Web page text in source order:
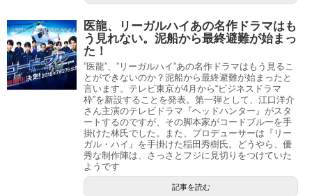
医龍、リーガルハイあの名作ドラマはも
う見れない。泥船から最終避難が始まっ
た！
”医龍”、”リーガルハイ”あの名作ドラマはもう見るこ
とができないのか？泥船から最終避難が始まったと
言います。テレビ東京が4月から“ビジネスドラマ
枠”を新設することを発表。第一弾として、江口洋介
さん主演のテレビドラマ『ヘッドハンター』がスタ
ートするのですが、その脚本家がコードブルーを手
掛けた林氏でした。また、プロデューサーは『リー
ガル・ハイ』を手掛けた稲田秀樹氏。どうやら、優
秀な制作陣は、さっさとフジに見切りをつけていた
ようです
記事を読む